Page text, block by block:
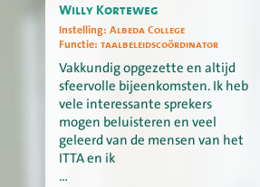
Willy Korteweg
Instelling: Albeda College
Functie: taalbeleidscoördinator
Vakkundig opgezette en altijd
sfeervolle bijeenkomsten. Ik heb
vele interessante sprekers
mogen beluisteren en veel
geleerd van de mensen van het
ITTA en ik
…